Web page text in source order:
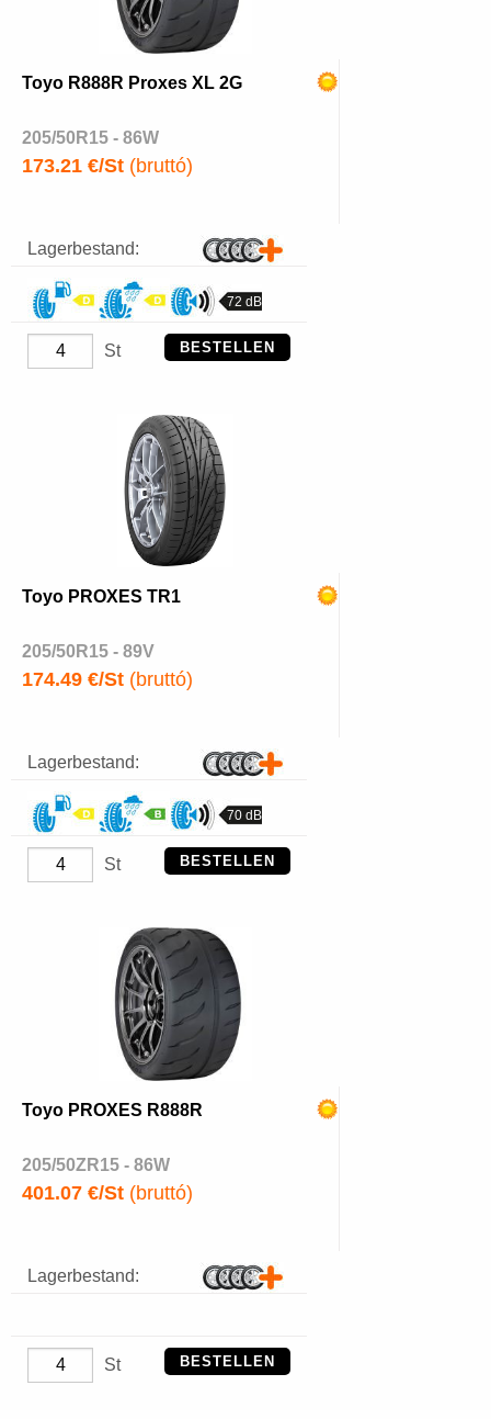
Toyo R888R Proxes XL 2G
205/50R15 - 86W
173.21 €/St (bruttó)
Lagerbestand:
72 dB
St BESTELLEN
Toyo PROXES TR1
205/50R15 - 89V
174.49 €/St (bruttó)
Lagerbestand:
70 dB
St BESTELLEN
Toyo PROXES R888R
205/50ZR15 - 86W
401.07 €/St (bruttó)
Lagerbestand:
St BESTELLEN